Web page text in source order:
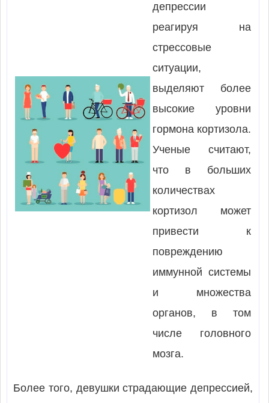
депрессии
реагируя на
стрессовые
ситуации,
выделяют более
высокие уровни
гормона кортизола.
Ученые считают,
что в больших
количествах
кортизол может
привести к
повреждению
иммунной системы
и множества
органов, в том
числе головного
мозга.
Более того, девушки страдающие депрессией,